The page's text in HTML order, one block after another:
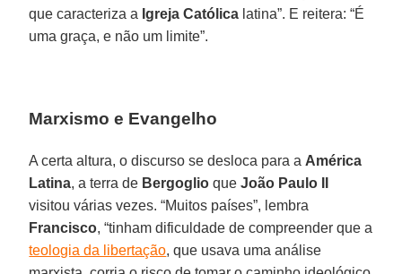
que caracteriza a Igreja Católica latina”. E reitera: “É
uma graça, e não um limite”.
Marxismo e Evangelho
A certa altura, o discurso se desloca para a América
Latina, a terra de Bergoglio queJoão Paulo II
visitou várias vezes. “Muitos países”, lembra
Francisco, “tinham dificuldade de compreender que a
teologia da libertação, que usava uma análise